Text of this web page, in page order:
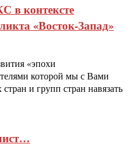
в контексте
«Восток-Запад»
«эпохи
которой мы с Вами
и групп стран навязать